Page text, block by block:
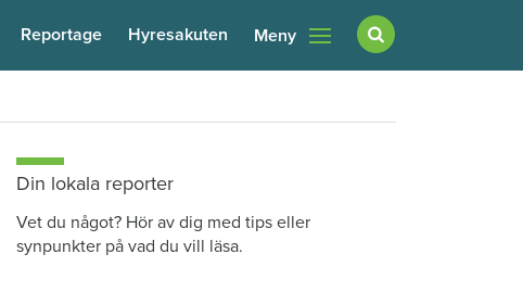
Reportage Hyresakuten Meny
Din lokala reporter
Vet du något? Hör av dig med tips eller
synpunkter på vad du vill läsa.